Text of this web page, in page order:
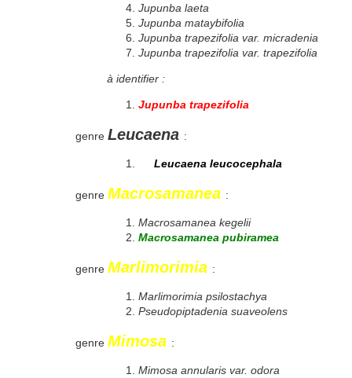
Jupunba laeta
Jupunba mataybifolia
Jupunba trapezifolia var. micradenia
Jupunba trapezifolia var. trapezifolia
à identifier :
Jupunba trapezifolia
genre Leucaena :
Leucaena leucocephala
genre Macrosamanea :
Macrosamanea kegelii
Macrosamanea pubiramea
genre Marlimorimia :
Marlimorimia psilostachya
Pseudopiptadenia suaveolens
genre Mimosa :
Mimosa annularis var. odora